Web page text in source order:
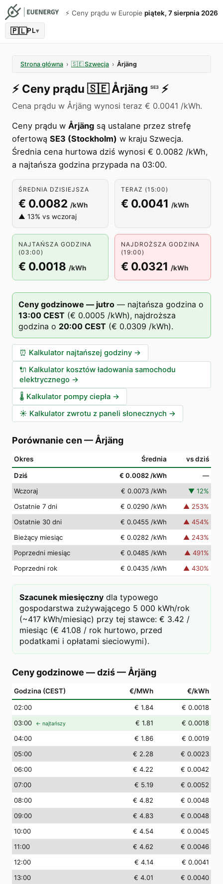
⚡️ Ceny prądu w Europie piątek, 7 sierpnia 2026
🇵🇱PL▾
Strona główna › 🇸🇪 Szwecja › Årjäng
⚡️ Ceny prądu 🇸🇪 Årjäng SE3 ⚡️
Cena prądu w Årjäng wynosi teraz € 0.0041 /kWh.
Ceny prądu w Årjäng są ustalane przez strefę
ofertową SE3 (Stockholm) w kraju Szwecja.
Średnia cena hurtowa dziś wynosi € 0.0082 /kWh,
a najtańsza godzina przypada na 03:00.
ŚREDNIA DZISIEJSZA
€ 0.0082 /kWh
▲ 13% vs wczoraj
TERAZ (15:00)
€ 0.0041 /kWh
NAJTAŃSZA GODZINA
(03:00)
€ 0.0018 /kWh
NAJDROŻSZA GODZINA
(19:00)
€ 0.0321 /kWh
Ceny godzinowe — jutro — najtańsza godzina o
13:00 CEST (€ 0.0005 /kWh), najdroższa
godzina o 20:00 CEST (€ 0.0309 /kWh).
⏰ Kalkulator najtańszej godziny →
🔌 Kalkulator kosztów ładowania samochodu
elektrycznego →
🌡️ Kalkulator pompy ciepła →
☀️ Kalkulator zwrotu z paneli słonecznych →
Porównanie cen — Årjäng
Okres Średnia vs dziś
Dziś € 0.0082 /kWh
—
Wczoraj
€ 0.0073 /kWh ▼ 12%
Ostatnie 7 dni
€ 0.0290 /kWh ▲ 253%
Ostatnie 30 dni
€ 0.0455 /kWh ▲ 454%
Bieżący miesiąc
€ 0.0282 /kWh ▲ 243%
Poprzedni miesiąc
€ 0.0485 /kWh ▲ 491%
Poprzedni rok
€ 0.0435 /kWh ▲ 430%
Szacunek miesięczny dla typowego
gospodarstwa zużywającego 5 000 kWh/rok
(~417 kWh/miesiąc) przy tej stawce: € 3.42 /
miesiąc (€ 41.08 / rok hurtowo, przed
podatkami i opłatami sieciowymi).
Ceny godzinowe — dziś— Årjäng
Godzina (CEST) €/MWh €/kWh
02:00 € 1.84
€ 0.0018
03:00 ← najtańszy € 1.81
€ 0.0018
04:00 € 1.86
€ 0.0019
05:00 € 2.28
€ 0.0023
06:00 € 4.22
€ 0.0042
07:00 € 5.19
€ 0.0052
08:00 € 4.82
€ 0.0048
09:00 € 4.83
€ 0.0048
10:00 € 4.54
€ 0.0045
11:00 € 4.62
€ 0.0046
12:00 € 4.14
€ 0.0041
13:00 € 4.01
€ 0.0040